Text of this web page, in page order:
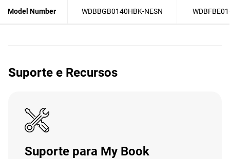
Model Number WDBBGB0140HBK-NESN
Suporte e Recursos
Suporte para My Book